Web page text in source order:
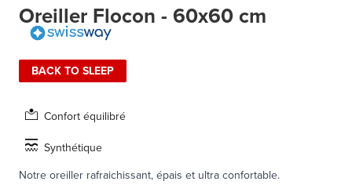
Oreiller Flocon - 60x60 cm
BACK TO SLEEP
Confort équilibré
Synthétique
Notre oreiller rafraichissant, épais et ultra confortable.